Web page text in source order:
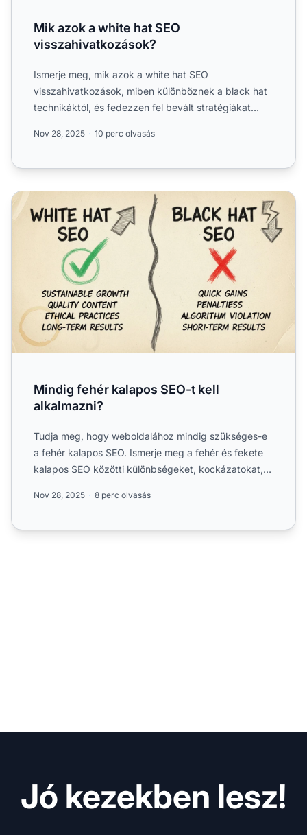
Mik azok a white hat SEO
visszahivatkozások?
Ismerje meg, mik azok a white hat SEO
visszahivatkozások, miben különböznek a black hat
technikáktól, és fedezzen fel bevált stratégiákat
Nov 28, 2025 10 perc olvasás
Mindig fehér kalapos SEO-t kell alkalmazni?
Mindig fehér kalapos SEO-t kell
alkalmazni?
Tudja meg, hogy weboldalához mindig szükséges-e
a fehér kalapos SEO. Ismerje meg a fehér és fekete
kalapos SEO közötti különbségeket, kockázatokat,
Nov 28, 2025 8 perc olvasás
Jó kezekben lesz!